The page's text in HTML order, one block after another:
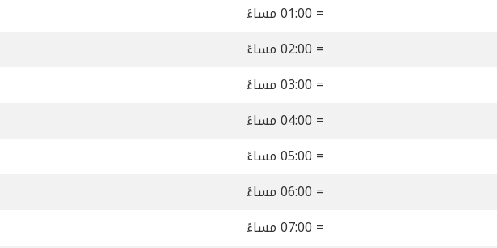
= 01:00 مساءً
= 02:00 مساءً
= 03:00 مساءً
= 04:00 مساءً
= 05:00 مساءً
= 06:00 مساءً
= 07:00 مساءً